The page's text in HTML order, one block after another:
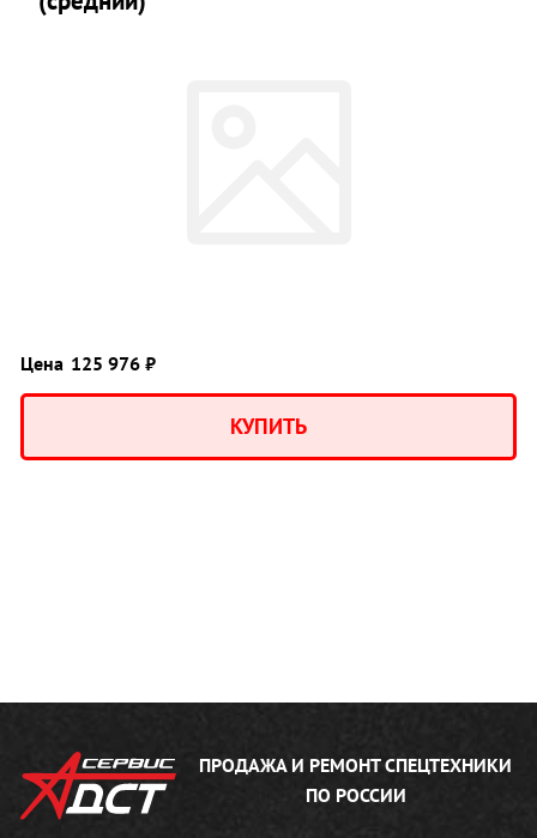
Цена 125 976 ₽
КУПИТЬ
ПРОДАЖА И РЕМОНТСПЕЦТЕХНИКИ
ПО РОССИИ